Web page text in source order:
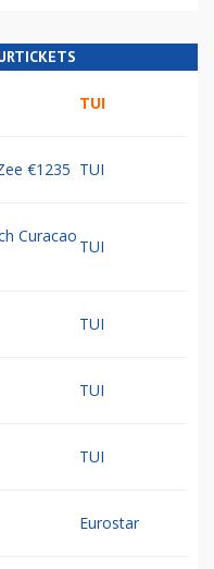
TUI
€1235 TUI
Curacao
TUI
TUI
TUI
TUI
Eurostar